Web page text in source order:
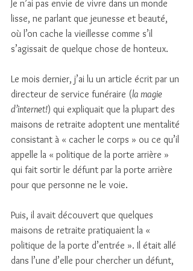
Je n’ai pas envie de vivre dans un monde
lisse, ne parlant que jeunesse et beauté,
où l’on cache la vieillesse comme s’il
s’agissait de quelque chose de honteux.
Le mois dernier, j’ai lu un article écrit par un
directeur de service funéraire (la magie
d’internet!) qui expliquait que la plupart des
maisons de retraite adoptent une mentalité
consistant à « cacher le corps » ou ce qu’il
appelle la « politique de la porte arrière »
qui fait sortir le défunt par la porte arrière
pour que personne ne le voie.
Puis, il avait découvert que quelques
maisons de retraite pratiquaient la «
politique de la porte d’entrée ». Il était allé
dans l’une d’elle pour chercher un défunt,